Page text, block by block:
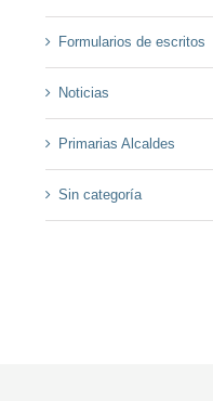
Formularios de escritos
Noticias
Primarias Alcaldes
Sin categoría